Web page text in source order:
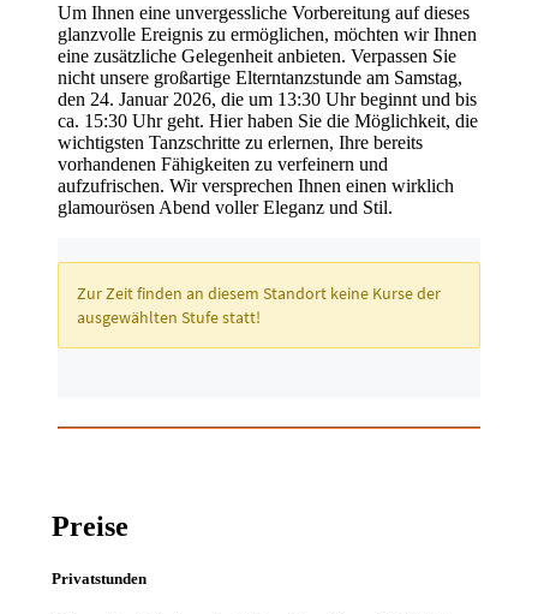
Um Ihnen eine unvergessliche Vorbereitung auf dieses
glanzvolle Ereignis zu ermöglichen, möchten wir Ihnen
eine zusätzliche Gelegenheit anbieten. Verpassen Sie
nicht unsere großartige Elterntanzstunde am Samstag,
den 24. Januar 2026, die um 13:30 Uhr beginnt und bis
ca. 15:30 Uhr geht. Hier haben Sie die Möglichkeit, die
wichtigsten Tanzschritte zu erlernen, Ihre bereits
vorhandenen Fähigkeiten zu verfeinern und
aufzufrischen. Wir versprechen Ihnen einen wirklich
glamourösen Abend voller Eleganz und Stil.
Preise
Privatstunden